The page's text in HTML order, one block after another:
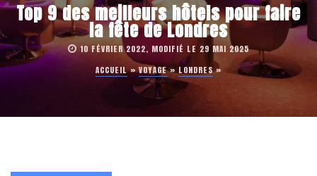
Top 9 des meilleurs hôtels pour faire
la fête de Londres
10 FÉVRIER 2022, MODIFIÉ LE 29 MAI 2025
ACCUEIL»VOYAGE»LONDRES»